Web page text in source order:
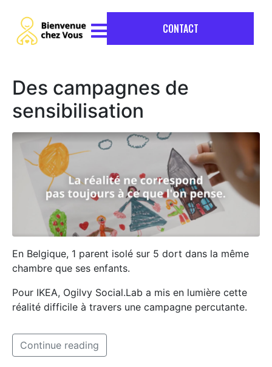
CONTACT
Des campagnes de
sensibilisation
En Belgique, 1 parent isolé sur 5 dort dans la même
chambre que ses enfants.
Pour IKEA, Ogilvy Social.Lab a mis en lumière cette
réalité difficile à travers une campagne percutante.
Continue reading